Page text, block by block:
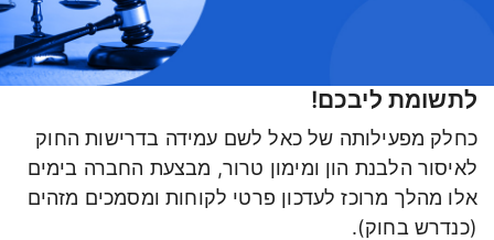
תשלום בנייד
כרטיס חדש
כאל בשבילך
איסור הלבנת הון ומימון טרור
לתשומת ליבכם!
כחלק מפעילותה של כאל לשם עמידה בדרישות החוק
לאיסור הלבנת הון ומימון טרור, מבצעת החברה בימים
אלו מהלך מרוכז לעדכון פרטי לקוחות ומסמכים מזהים
(כנדרש בחוק).